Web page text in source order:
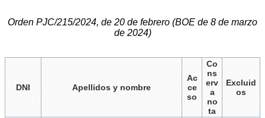
Orden PJC/215/2024, de 20 de febrero (BOE de 8 de marzo
de 2024)
DNI Apellidos y nombre
Ac
ce
so
Co
ns
erv
a
no
ta
Excluid
os